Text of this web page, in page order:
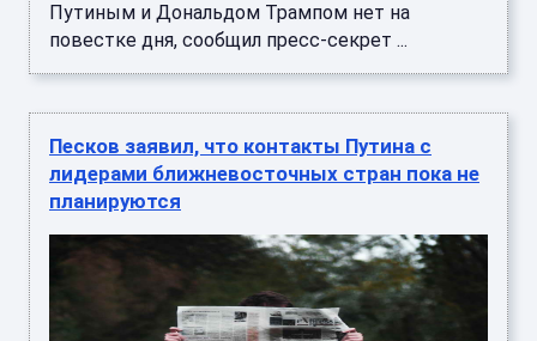
Путиным и Дональдом Трампом нет на
повестке дня, сообщил пресс-секрет ...
Песков заявил, что контакты Путина с
лидерами ближневосточных стран пока не
планируются